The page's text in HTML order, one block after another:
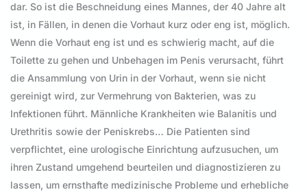
dar. So ist die Beschneidung eines Mannes, der 40 Jahre alt
ist, in Fällen, in denen die Vorhaut kurz oder eng ist, möglich.
Wenn die Vorhaut eng ist und es schwierig macht, auf die
Toilette zu gehen und Unbehagen im Penis verursacht, führt
die Ansammlung von Urin in der Vorhaut, wenn sie nicht
gereinigt wird, zur Vermehrung von Bakterien, was zu
Infektionen führt. Männliche Krankheiten wie Balanitis und
Urethritis sowie der Peniskrebs… Die Patienten sind
verpflichtet, eine urologische Einrichtung aufzusuchen, um
ihren Zustand umgehend beurteilen und diagnostizieren zu
lassen, um ernsthafte medizinische Probleme und erhebliche